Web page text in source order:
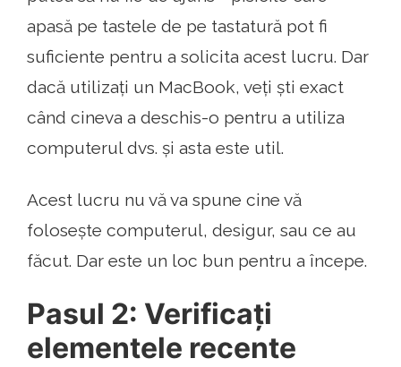
apasă pe tastele de pe tastatură pot fi
suficiente pentru a solicita acest lucru. Dar
dacă utilizați un MacBook, veți ști exact
când cineva a deschis-o pentru a utiliza
computerul dvs. și asta este util.
Acest lucru nu vă va spune cine vă
folosește computerul, desigur, sau ce au
făcut. Dar este un loc bun pentru a începe.
Pasul 2: Verificați
elementele recente